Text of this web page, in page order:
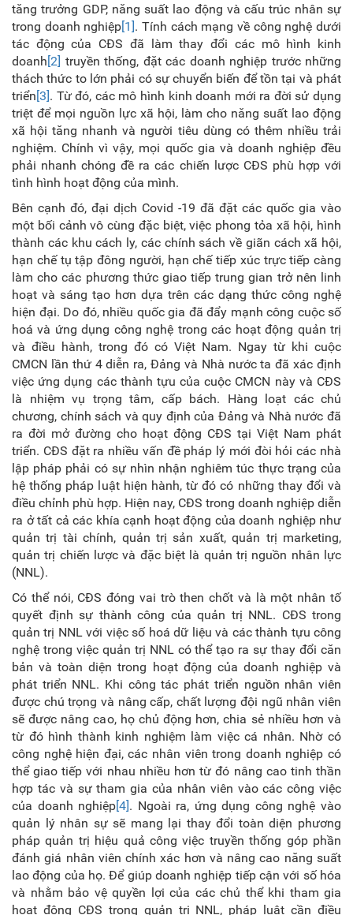
tăng trưởng GDP, năng suất lao động và cấu trúc nhân sự
trong doanh nghiệp[1]. Tính cách mạng về công nghệ dưới
tác động của CĐS đã làm thay đổi các mô hình kinh
doanh[2] truyền thống, đặt các doanh nghiệp trước những
thách thức to lớn phải có sự chuyển biến để tồn tại và phát
triển[3]. Từ đó, các mô hình kinh doanh mới ra đời sử dụng
triệt để mọi nguồn lực xã hội, làm cho năng suất lao động
xã hội tăng nhanh và người tiêu dùng có thêm nhiều trải
nghiệm. Chính vì vậy, mọi quốc gia và doanh nghiệp đều
phải nhanh chóng đề ra các chiến lược CĐS phù hợp với
tình hình hoạt động của mình.
Bên cạnh đó, đại dịch Covid -19 đã đặt các quốc gia vào
một bối cảnh vô cùng đặc biệt, việc phong tỏa xã hội, hình
thành các khu cách ly, các chính sách về giãn cách xã hội,
hạn chế tụ tập đông người, hạn chế tiếp xúc trực tiếp càng
làm cho các phương thức giao tiếp trung gian trở nên linh
hoạt và sáng tạo hơn dựa trên các dạng thức công nghệ
hiện đại. Do đó, nhiều quốc gia đã đẩy mạnh công cuộc số
hoá và ứng dụng công nghệ trong các hoạt động quản trị
và điều hành, trong đó có Việt Nam. Ngay từ khi cuộc
CMCN lần thứ 4 diễn ra, Đảng và Nhà nước ta đã xác định
việc ứng dụng các thành tựu của cuộc CMCN này và CĐS
là nhiệm vụ trọng tâm, cấp bách. Hàng loạt các chủ
chương, chính sách và quy định của Đảng và Nhà nước đã
ra đời mở đường cho hoạt động CĐS tại Việt Nam phát
triển. CĐS đặt ra nhiều vấn đề pháp lý mới đòi hỏi các nhà
lập pháp phải có sự nhìn nhận nghiêm túc thực trạng của
hệ thống pháp luật hiện hành, từ đó có những thay đổi và
điều chỉnh phù hợp. Hiện nay, CĐS trong doanh nghiệp diễn
ra ở tất cả các khía cạnh hoạt động của doanh nghiệp như
quản trị tài chính, quản trị sản xuất, quản trị marketing,
quản trị chiến lược và đặc biệt là quản trị nguồn nhân lực
(NNL).
Có thể nói, CĐS đóng vai trò then chốt và là một nhân tố
quyết định sự thành công của quản trị NNL. CĐS trong
quản trị NNL với việc số hoá dữ liệu và các thành tựu công
nghệ trong việc quản trị NNL có thể tạo ra sự thay đổi căn
bản và toàn diện trong hoạt động của doanh nghiệp và
phát triển NNL. Khi công tác phát triển nguồn nhân viên
được chú trọng và nâng cấp, chất lượng đội ngũ nhân viên
sẽ được nâng cao, họ chủ động hơn, chia sẻ nhiều hơn và
từ đó hình thành kinh nghiệm làm việc cá nhân. Nhờ có
công nghệ hiện đại, các nhân viên trong doanh nghiệp có
thể giao tiếp với nhau nhiều hơn từ đó nâng cao tinh thần
hợp tác và sự tham gia của nhân viên vào các công việc
của doanh nghiệp[4]. Ngoài ra, ứng dụng công nghệ vào
quản lý nhân sự sẽ mang lại thay đổi toàn diện phương
pháp quản trị hiệu quả công việc truyền thống góp phần
đánh giá nhân viên chính xác hơn và nâng cao năng suất
lao động của họ. Để giúp doanh nghiệp tiếp cận với số hóa
và nhằm bảo vệ quyền lợi của các chủ thể khi tham gia
hoạt động CĐS trong quản trị NNL, pháp luật cần điều